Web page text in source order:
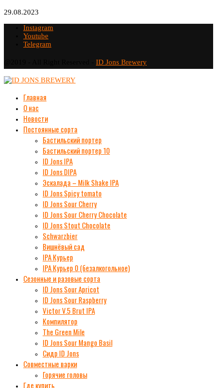
29.08.2023
Instagram
Youtube
Telegram
ID Jons Brewery
Главная
О нас
Новости
Постоянные сорта
Бастильский портер
Бастильский портер 10
ID Jons IPA
ID Jons DIPA
Эскалада – Milk Shake IPA
ID Jons Spicy tomato
ID Jons Sour Cherry
ID Jons Sour Cherry Chocolate
ID Jons Stout Chocolate
Schwarzbier
Вишнёвый сад
IPA Курьер
IPA Курьер 0 (безалкогольное)
Сезонные и разовые сорта
ID Jons Sour Аpricot
ID Jons Sour Raspberry
Victor V.5 Brut IPA
Компилятор
The Green Mile
ID Jons Sour Мango Basil
Сидр ID Jons
Совместные варки
Горячие головы
Где купить